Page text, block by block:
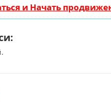
и Начать